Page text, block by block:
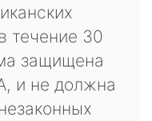
течение 30
защищена
и не должна